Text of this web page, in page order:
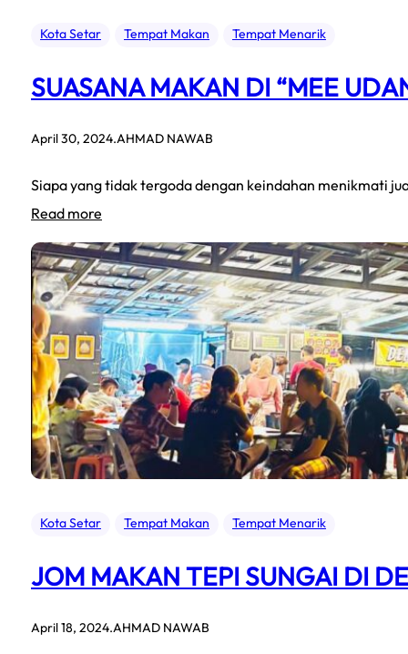
Kota Setar Tempat Makan Tempat Menarik
SUASANA MAKAN DI “MEE
April 30, 2024.AHMAD NAWAB
Siapa yang tidak tergoda dengan keindahan menikmati
Read more
makan
di
“mee
udang
kola
kuaq”
Kota Setar Tempat Makan Tempat Menarik
JOM MAKAN TEPI SUNGAI DI
April 18, 2024.AHMAD NAWAB